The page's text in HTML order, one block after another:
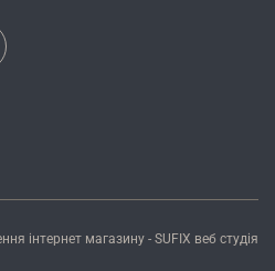
інтернет магазину- SUFIX веб студія